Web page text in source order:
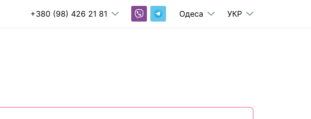
+380 (98) 426 21 81 Одеса УКР